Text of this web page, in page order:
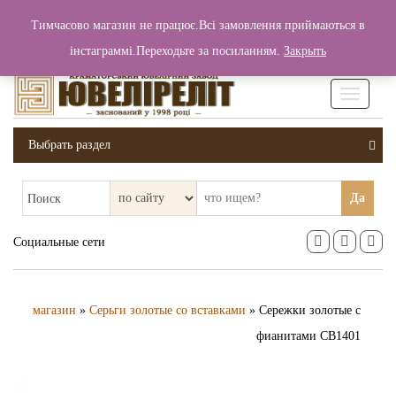
Вход / Регистрация 0 грн.
Выбрать раздел
Поиск Да
Социальные сети
магазин » Серьги золотые со вставками » Сережки золотые с
фианитами СВ1401
Тимчасово магазин не працює.Всі замовлення приймаються в
інстаграммі.Переходьте за посиланням. Закрыть